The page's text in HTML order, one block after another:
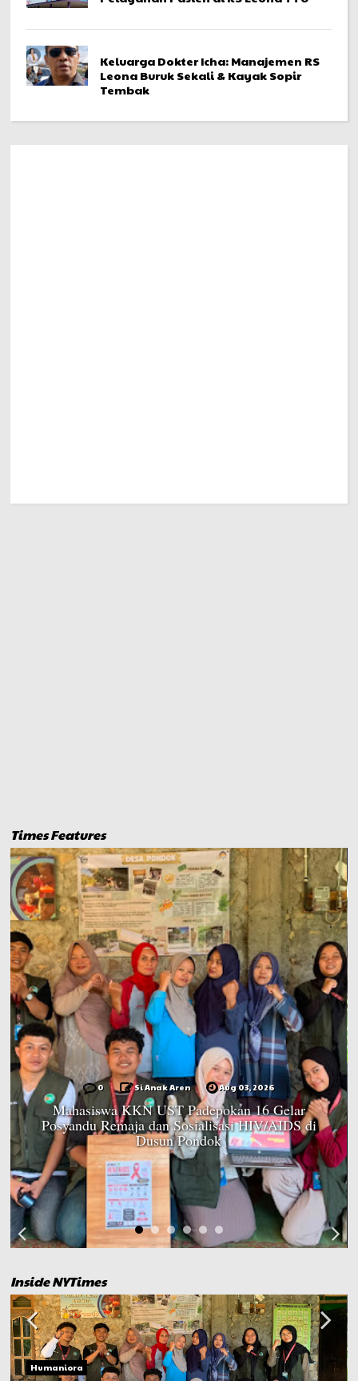
Keluarga Dokter Icha: Manajemen RS
Leona Buruk Sekali & Kayak Sopir
Tembak
Times Features
0 Si Anak Aren Aug 03, 2026
Mahasiswa KKN UST Padepokan 16 Gelar
Posyandu Remaja dan Sosialisasi HIV/AIDS di
Dusun Pondok
Inside NYTimes
Humaniora